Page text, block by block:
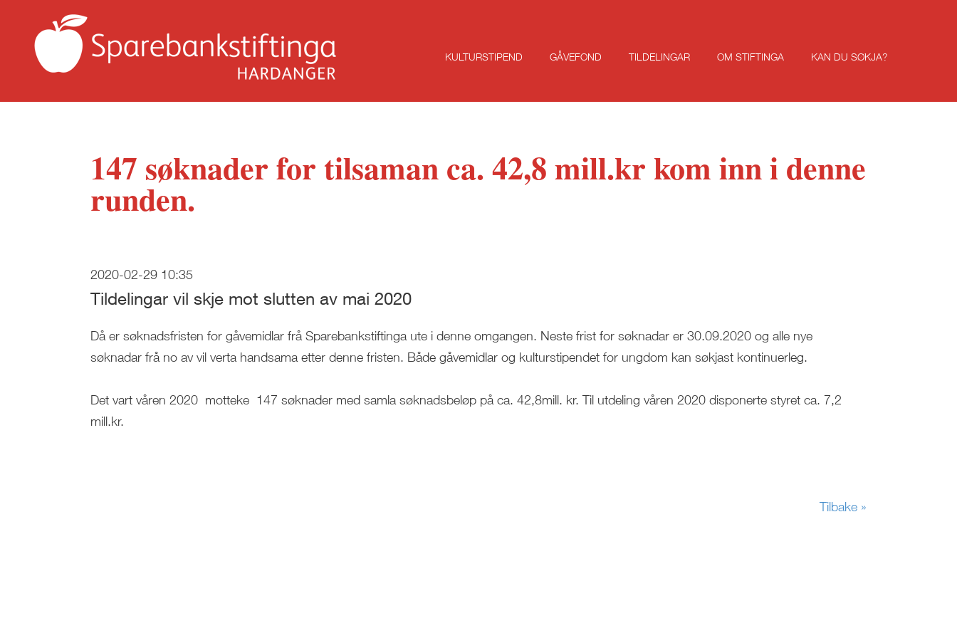
KULTURSTIPEND GÅVEFOND TILDELINGAR OM STIFTINGA KAN DU SØKJA?
147 søknader for tilsaman ca. 42,8 mill.kr kom inn i denne
runden.
2020-02-29 10:35
Tildelingar vil skje mot slutten av mai 2020
Då er søknadsfristen for gåvemidlar frå Sparebankstiftinga ute i denne omgangen. Neste frist for søknadar er 30.09.2020 og alle nye
søknadar frå no av vil verta handsama etter denne fristen. Både gåvemidlar og kulturstipendet for ungdom kan søkjast kontinuerleg.
Det vart våren 2020 motteke 147 søknader med samla søknadsbeløp på ca. 42,8mill. kr. Til utdeling våren 2020 disponerte styret ca. 7,2
mill.kr.
Tilbake »